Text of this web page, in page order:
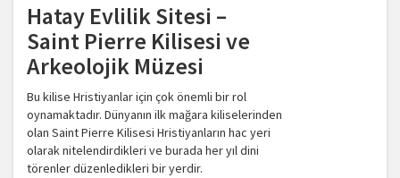
Hatay Evlilik Sitesi –
Saint Pierre Kilisesi ve
Arkeolojik Müzesi
Bu kilise Hristiyanlar için çok önemli bir rol
oynamaktadır. Dünyanın ilk mağara kiliselerinden
olan Saint Pierre Kilisesi Hristiyanların hac yeri
olarak nitelendirdikleri ve burada her yıl dini
törenler düzenledikleri bir yerdir.